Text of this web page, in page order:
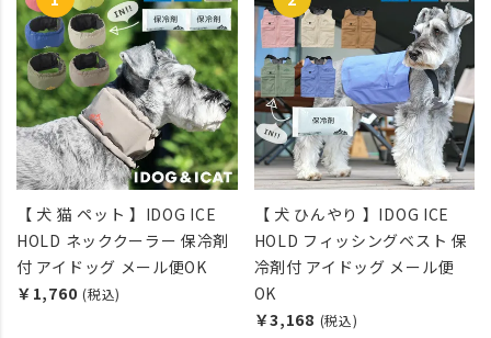
【 犬 猫 ペット 】IDOG ICE
HOLD ネッククーラー 保冷剤
付 アイドッグ メール便OK
￥1,760 (税込)
【 犬 ひんやり 】IDOG ICE
HOLD フィッシングベスト 保
冷剤付 アイドッグ メール便
OK
￥3,168 (税込)